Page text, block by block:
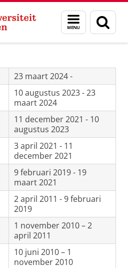
Menu
en
zoeken
Geschiedenis
23 maart 2024 -
10 augustus 2023 - 23
maart 2024
11 december 2021 - 10
augustus 2023
3 april 2021 - 11
december 2021
9 februari 2019 - 19
maart 2021
2 april 2011 - 9 februari
2019
1 november 2010 – 2
april 2011
10 juni 2010 – 1
november 2010